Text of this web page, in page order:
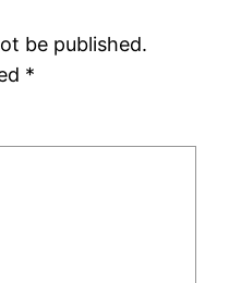
be published.
*